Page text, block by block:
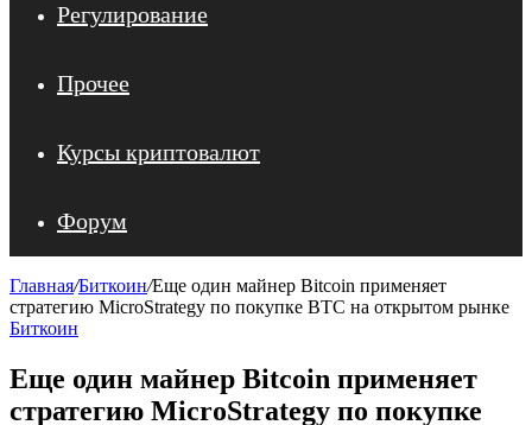
Регулирование
Прочее
Курсы криптовалют
Форум
Главная/Биткоин/Еще один майнер Bitcoin применяет
стратегию MicroStrategy по покупке BTC на открытом рынке
Биткоин
Еще один майнер Bitcoin применяет
стратегию MicroStrategy по покупке